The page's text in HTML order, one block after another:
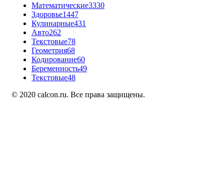
Математические3330
Здоровье1447
Кулинарные431
Авто262
Текстовые78
Геометрия68
Кодирование60
Беременность49
Текстовые48
© 2020 calcon.ru. Все права защищены.